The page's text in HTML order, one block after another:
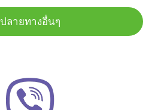
ปลายทางอื่นๆ